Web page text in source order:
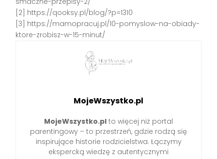
[2] https://qooksy.pl/blog/?p=1310
[3] https://mamopracuj.pl/10-pomyslow-na-obiady-
ktore-zrobisz-w-15-minut/
MojeWszystko.pl
MojeWszystko.pl to więcej niż portal
parentingowy – to przestrzeń, gdzie rodzą się
inspirujące historie rodzicielstwa. Łączymy
ekspercką wiedzę z autentycznymi